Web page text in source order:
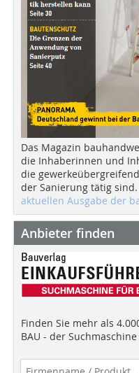
Das Magazin
die Inhaberinnen und
die
der Sanierung tätig
aktuellen Ausgabe der
Anbieter finden
Finden Sie mehr als
BAU - der